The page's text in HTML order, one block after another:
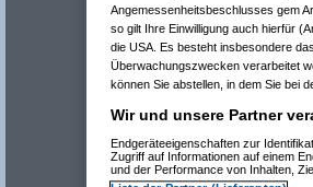
Angemessenheitsbeschlusses gem
so gilt Ihre Einwilligung auch hierfür
die USA. Es besteht insbesondere
Überwachungszwecken verarbeitet
können Sie abstellen, in dem Sie bei
Wir und unsere Partner
Endgeräteeigenschaften zur
Zugriff auf Informationen auf einem
und der Performance von Inhalten,